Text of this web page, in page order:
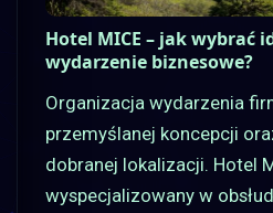
Hotel MICE – jak wybrać
wydarzenie biznesowe?
Organizacja wydarzenia
przemyślanej koncepcji
dobranej lokalizacji. Hotel
wyspecjalizowany w